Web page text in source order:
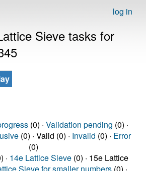
log in
Sieve tasks for
(0) · Validation pending (0) ·
(0) · Valid (0) · Invalid (0) · Error
(0)
· 14e Lattice Sieve (0) · 15e Lattice